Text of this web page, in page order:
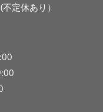
定休あり）